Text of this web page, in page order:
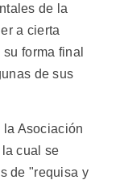
de la
a cierta
forma final
de sus
Asociación
cual se
de "requisa y